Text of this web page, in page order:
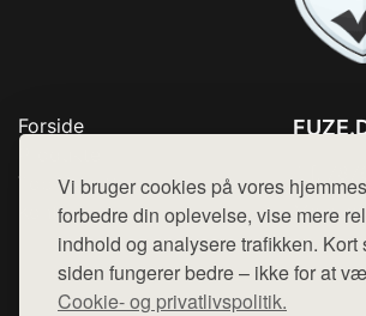
Vi bruger cookies på vores
forbedre din oplevelse, vise mere
indhold og analysere trafikken. Kort
siden fungerer bedre – ikke for at
Cookie- og privatlivspolitik.
Forside
Top Rabatter
Kontakt
Mail:
Cookie-